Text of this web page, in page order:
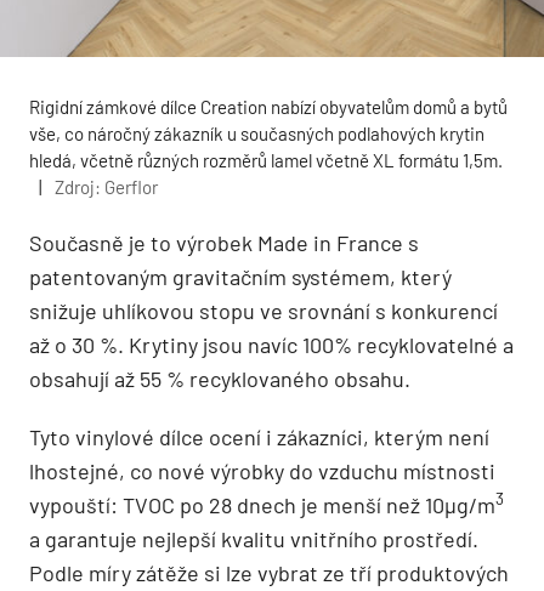
Rigidní zámkové dílce Creation nabízí obyvatelům domů a bytů
vše, co náročný zákazník u současných podlahových krytin
hledá, včetně různých rozměrů lamel včetně XL formátu 1,5m.
|
Zdroj: Gerflor
Současně je to výrobek Made in France s
patentovaným gravitačním systémem, který
snižuje uhlíkovou stopu ve srovnání s konkurencí
až o 30 %. Krytiny jsou navíc 100% recyklovatelné a
obsahují až 55 % recyklovaného obsahu.
Tyto vinylové dílce ocení i zákazníci, kterým není
lhostejné, co nové výrobky do vzduchu místnosti
vypouští: TVOC po 28 dnech je menší než 10µg/m3
a garantuje nejlepší kvalitu vnitřního prostředí.
Podle míry zátěže si lze vybrat ze tří produktových